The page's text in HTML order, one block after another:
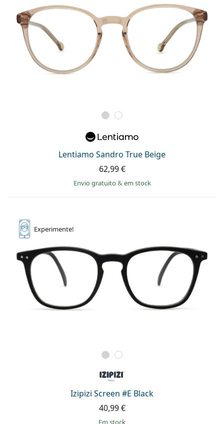
Lentiamo Sandro True Beige
62,99 €
Envio gratuito& em stock
Experimente!
Izipizi Screen #E Black
40,99 €
em stock